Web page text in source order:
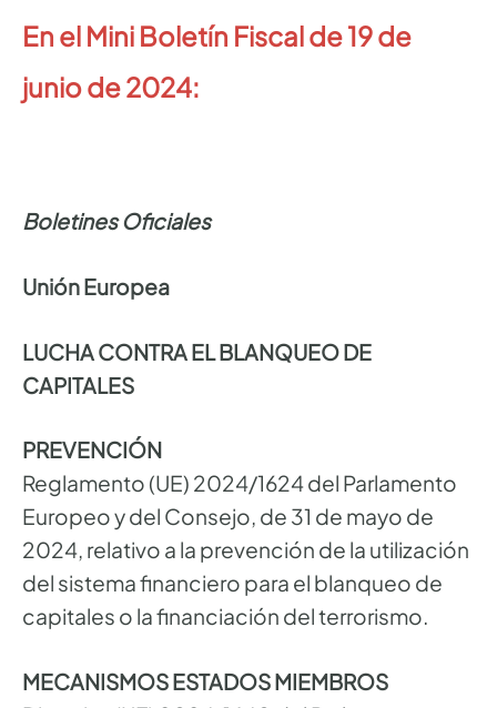
En el Mini Boletín Fiscal de 19 de
junio de 2024:
Boletines Oficiales
Unión Europea
LUCHA CONTRA EL BLANQUEO DE
CAPITALES
PREVENCIÓN
Reglamento (UE) 2024/1624 del Parlamento
Europeo y del Consejo, de 31 de mayo de
2024, relativo a la prevención de la utilización
del sistema financiero para el blanqueo de
capitales o la financiación del terrorismo.
MECANISMOS ESTADOS MIEMBROS